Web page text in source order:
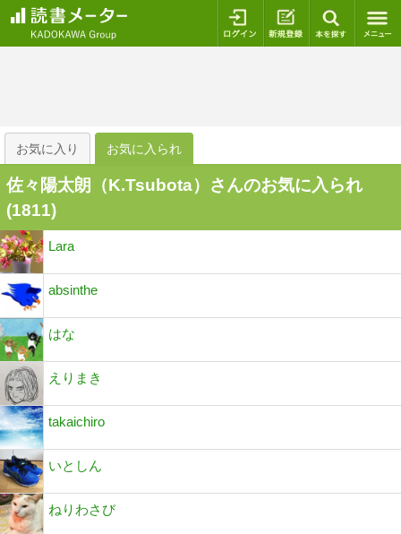
ログイン 新規登録
お気に入り お気に入られ
佐々陽太朗（K.Tsubota）さんのお気に入られ
(1811)
Lara
absinthe
はな
えりまき
takaichiro
いとしん
ねりわさび